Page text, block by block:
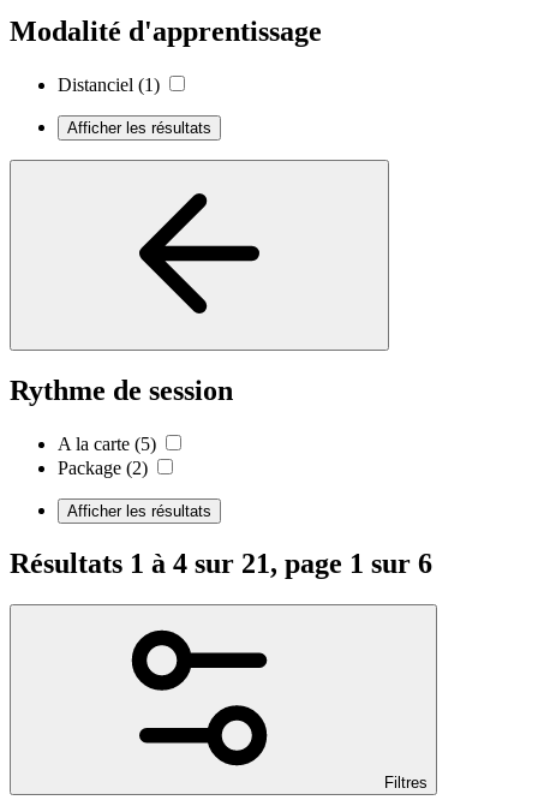
Modalité d'apprentissage
Distanciel (1)
Afficher les résultats
Rythme de session
A la carte (5)
Package (2)
Afficher les résultats
Résultats 1 à 4 sur 21, page 1 sur 6
Filtres